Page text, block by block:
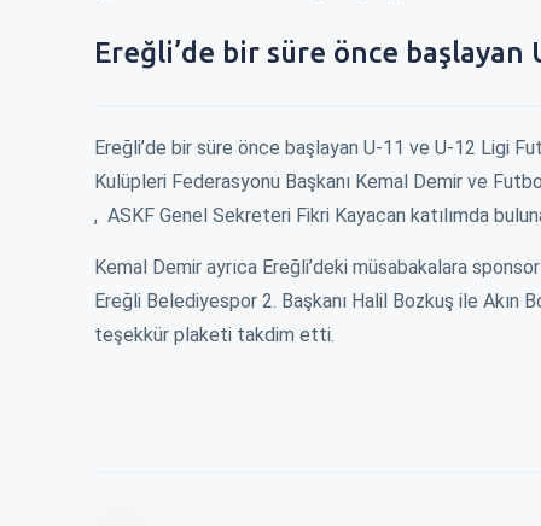
Ereğli’de bir süre önce
Ereğli’de bir süre önce başlayan U-11 ve U-12 Ligi
Kulüpleri Federasyonu Başkanı Kemal Demir ve
, ASKF Genel Sekreteri Fikri Kayacan katılımda
Kemal Demir ayrıca Ereğli’deki müsabakalara
Ereğli Belediyespor 2. Başkanı Halil Bozkuş ile Akın
teşekkür plaketi takdim etti.